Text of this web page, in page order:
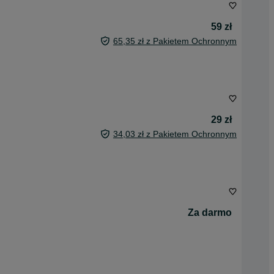
59 zł
65,35 zł z Pakietem Ochronnym
29 zł
34,03 zł z Pakietem Ochronnym
Za darmo